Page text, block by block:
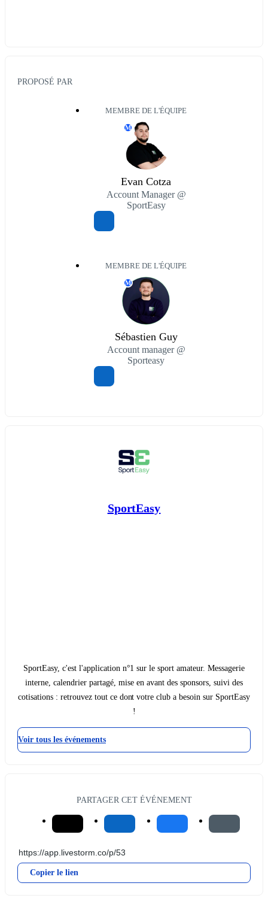
PROPOSÉ PAR
MEMBRE DE L'ÉQUIPE
M
Evan Cotza
Account Manager @
SportEasy
MEMBRE DE L'ÉQUIPE
M
Sébastien Guy
Account manager @
Sporteasy
SportEasy
SportEasy, c'est l'application n°1 sur le sport amateur. Messagerie
interne, calendrier partagé, mise en avant des sponsors, suivi des
cotisations : retrouvez tout ce dont votre club a besoin sur SportEasy
!
Voir tous les événements
PARTAGER CET ÉVÉNEMENT
Copier le lien